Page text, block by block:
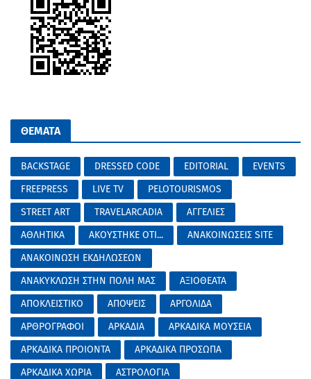
ΘΕΜΑΤΑ
BACKSTAGE DRESSED CODE EDITORIAL
EVENTS
FREEPRESS
LIVE TV
PELOTOURISMOS
STREET ART
TRAVELARCADIA
ΑΓΓΕΛΙΕΣ
ΑΘΛΗΤΙΚΑ
ΑΚΟΥΣΤΗΚΕ ΟΤΙ...
ΑΝΑΚΟΙΝΩΣΕΙΣ SITE
ΑΝΑΚΟΙΝΩΣΗ ΕΚΔΗΛΩΣΕΩΝ
ΑΝΑΚΥΚΛΩΣΗ ΣΤΗΝ ΠΟΛΗ ΜΑΣ
ΑΞΙΟΘΕΑΤΑ
ΑΠΟΚΛΕΙΣΤΙΚΟ
ΑΠΟΨΕΙΣ
ΑΡΓΟΛΙΔΑ
ΑΡΘΡΟΓΡΑΦΟΙ
ΑΡΚΑΔΙΑ
ΑΡΚΑΔΙΚΑ ΜΟΥΣΕΙΑ
ΑΡΚΑΔΙΚΑ ΠΡΟΙΟΝΤΑ
ΑΡΚΑΔΙΚΑ ΠΡΟΣΩΠΑ
ΑΡΚΑΔΙΚΑ ΧΩΡΙΑ
ΑΣΤΡΟΛΟΓΙΑ